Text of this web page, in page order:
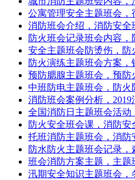
公寓管理安全主题班会
消防班会介绍，消防安全
防火班会记录班会内容
安全主题班会防烫伤，
防火演练主题班会方案
预防腮腺主题班会，预防
中班防电主题班会，防火
消防班会案例分析，
全国消防日主题班会活动
防火安全班会课，消防安
托班消防主题班会，消防
防水防火主题班会记录，
班会消防方案主题，主题
汛期安全知识主题班会